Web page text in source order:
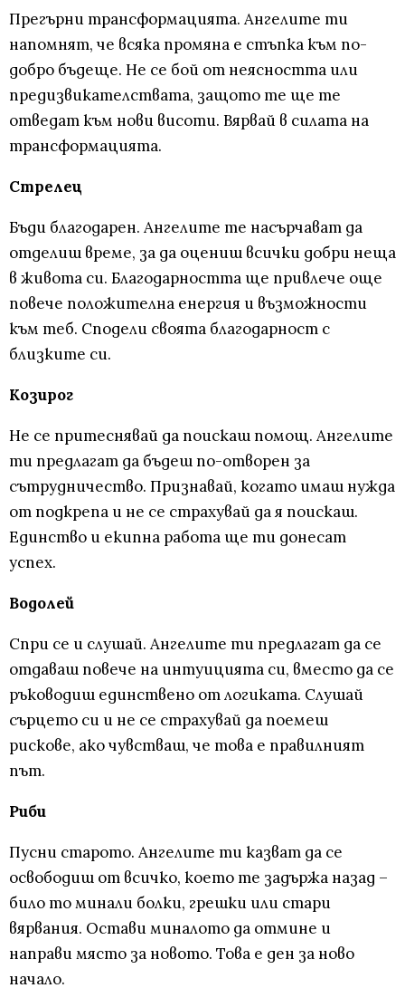
Прегърни трансформацията. Ангелите ти
напомнят, че всяка промяна е стъпка към по-
добро бъдеще. Не се бой от неясността или
предизвикателствата, защото те ще те
отведат към нови висоти. Вярвай в силата на
трансформацията.
Стрелец
Бъди благодарен. Ангелите те насърчават да
отделиш време, за да оцениш всички добри неща
в живота си. Благодарността ще привлече още
повече положителна енергия и възможности
към теб. Сподели своята благодарност с
близките си.
Козирог
Не се притеснявай да поискаш помощ. Ангелите
ти предлагат да бъдеш по-отворен за
сътрудничество. Признавай, когато имаш нужда
от подкрепа и не се страхувай да я поискаш.
Единство и екипна работа ще ти донесат
успех.
Водолей
Спри се и слушай. Ангелите ти предлагат да се
отдаваш повече на интуицията си, вместо да се
ръководиш единствено от логиката. Слушай
сърцето си и не се страхувай да поемеш
рискове, ако чувстваш, че това е правилният
път.
Риби
Пусни старото. Ангелите ти казват да се
освободиш от всичко, което те задържа назад –
било то минали болки, грешки или стари
вярвания. Остави миналото да отмине и
направи място за новото. Това е ден за ново
начало.